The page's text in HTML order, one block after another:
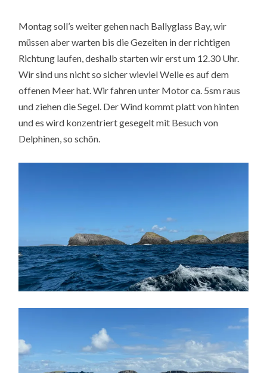
Montag soll’s weiter gehen nach Ballyglass Bay, wir
müssen aber warten bis die Gezeiten in der richtigen
Richtung laufen, deshalb starten wir erst um 12.30 Uhr.
Wir sind uns nicht so sicher wieviel Welle es auf dem
offenen Meer hat. Wir fahren unter Motor ca. 5sm raus
und ziehen die Segel. Der Wind kommt platt von hinten
und es wird konzentriert gesegelt mit Besuch von
Delphinen, so schön.